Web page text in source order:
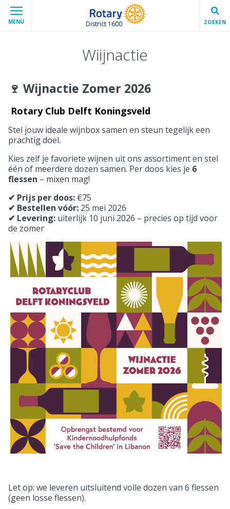
MENU District 1600 ZOEKEN
Wiijnactie
🍷 Wijnactie Zomer 2026
Rotary Club Delft Koningsveld
Stel jouw ideale wijnbox samen en steun tegelijk een
prachtig doel.
Kies zelf je favoriete wijnen uit ons assortiment en stel
één of meerdere dozen samen. Per doos kies je 6
flessen – mixen mag!
✔ Prijs per doos: €75
✔ Bestellen vóór: 25 mei 2026
✔ Levering: uiterlijk 10 juni 2026 – precies op tijd voor
de zomer
Let op: we leveren uitsluitend volle dozen van 6 flessen
(geen losse flessen).